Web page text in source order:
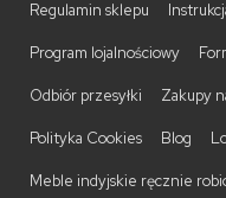
Regulamin sklepu
Program lojalnościowy
Odbiór przesyłki Zakupy
Polityka Cookies Blog
Meble indyjskie ręcznie